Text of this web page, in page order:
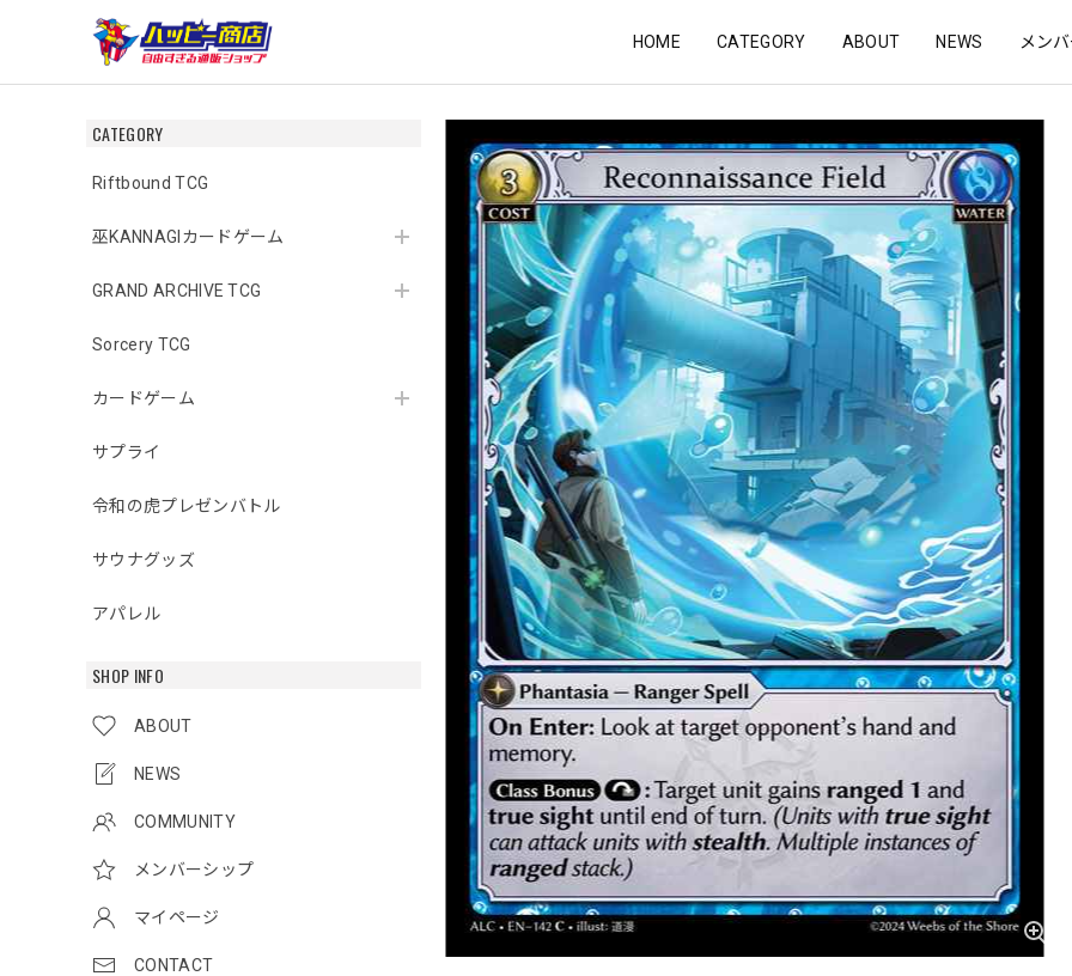
HOME CATEGORY ABOUT NEWS メン
CATEGORY
Riftbound TCG
巫KANNAGIカードゲーム
GRAND ARCHIVE TCG
Sorcery TCG
カードゲーム
サプライ
令和の虎プレゼンバトル
サウナグッズ
アパレル
SHOP INFO
ABOUT
NEWS
COMMUNITY
メンバーシップ
マイページ
CONTACT